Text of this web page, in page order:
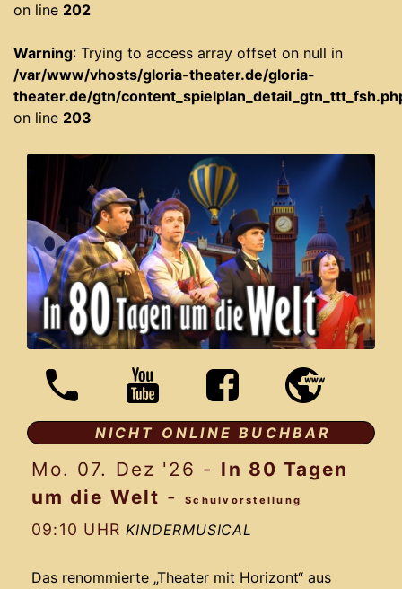
on line 202
Warning: Trying to access array offset on null in
/var/www/vhosts/gloria-theater.de/gloria-
theater.de/gtn/
on line 203
NICHT ONLINE BUCHBAR
Mo. 07. Dez '26 - In 80 Tagen
um die Welt -Schulvorstellung
09:10 UHR KINDERMUSICAL
Das renommierte „Theater mit Horizont“ aus